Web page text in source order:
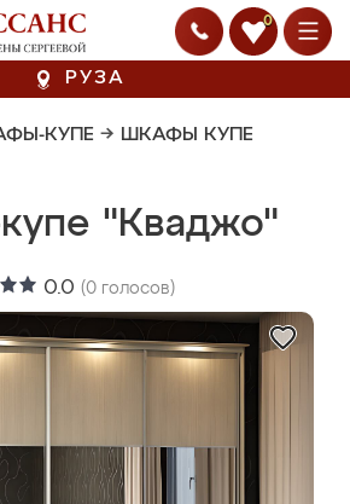
0
РУЗА
КУПЕ → ШКАФЫ КУПЕ
"Кваджо"
0.0 (0 голосов)